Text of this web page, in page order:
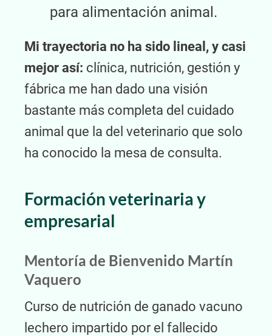
para alimentación animal.
Mi trayectoria no ha sido lineal, y casi
mejor así: clínica, nutrición, gestión y
fábrica me han dado una visión
bastante más completa del cuidado
animal que la del veterinario que solo
ha conocido la mesa de consulta.
Formación veterinaria y
empresarial
Mentoría de Bienvenido Martín
Vaquero
Curso de nutrición de ganado vacuno
lechero impartido por el fallecido